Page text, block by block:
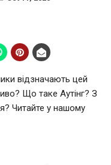
відзначають цей
Що таке Аутінг? З
Читайте у нашому